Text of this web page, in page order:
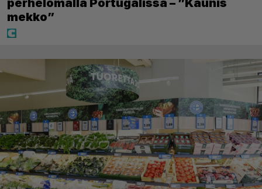
perhelomalla Portugalissa – ”Kaunis
mekko”